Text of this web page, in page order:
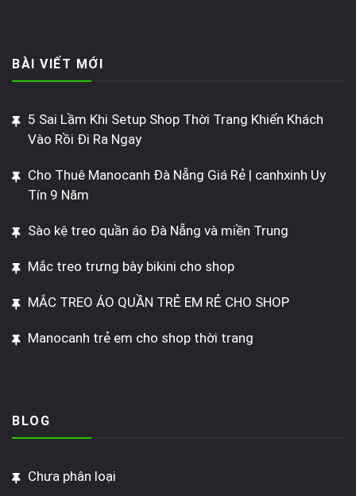
BÀI VIẾT MỚI
5 Sai Lầm Khi Setup Shop Thời Trang Khiến Khách
Vào Rồi Đi Ra Ngay
Cho Thuê Manocanh Đà Nẵng Giá Rẻ | canhxinh Uy
Tín 9 Năm
Sào kệ treo quần áo Đà Nẵng và miền Trung
Mắc treo trưng bày bikini cho shop
MẮC TREO ÁO QUẦN TRẺ EM RẺ CHO SHOP
Manocanh trẻ em cho shop thời trang
BLOG
Chưa phân loại